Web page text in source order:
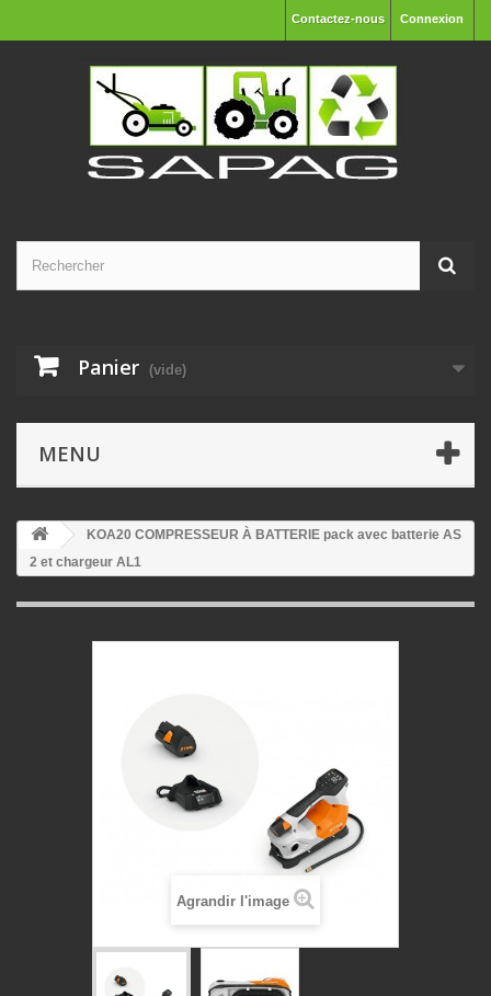
Connexion
Contactez-nous
Panier (vide)
MENU
KOA20 COMPRESSEUR À BATTERIE pack avec batterie AS
2 et chargeur AL1
Agrandir l'image